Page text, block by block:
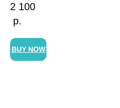
2 100
р.
BUY NOW